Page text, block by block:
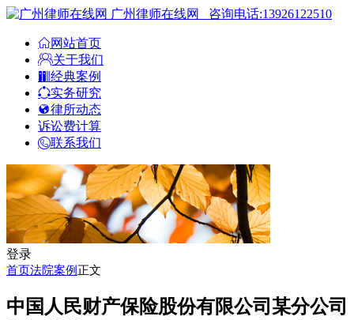
广州律师在线网 咨询电话:13926122510
网站首页
关于我们
经典案例
实务研究
律所动态
诉讼费计算
联系我们
登录
首页法院案例 正文
中国人民财产保险股份有限公司某分公司